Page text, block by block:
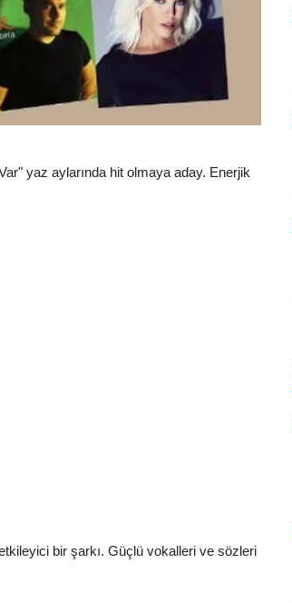
yaz aylarında hit olmaya aday. Enerjik
bir şarkı. Güçlü vokalleri ve sözleri